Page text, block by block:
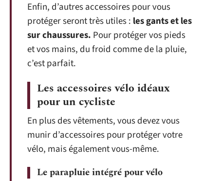
Enfin, d’autres accessoires pour vous
protéger seront très utiles : les gants et les
sur chaussures. Pour protéger vos pieds
et vos mains, du froid comme de la pluie,
c’est parfait.
Les accessoires vélo idéaux
pour un cycliste
En plus des vêtements, vous devez vous
munir d’accessoires pour protéger votre
vélo, mais également vous-même.
Le parapluie intégré pour vélo